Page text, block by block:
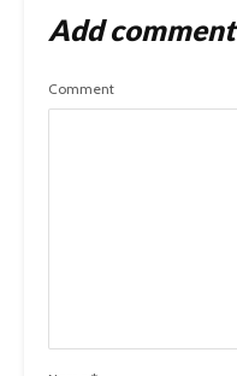
Add comment
Comment